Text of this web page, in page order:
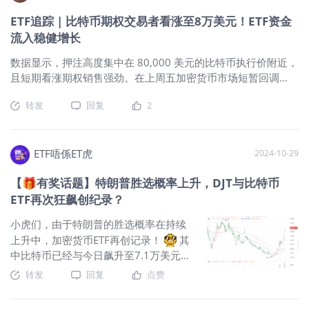
状？有哪些好办法可以减少成瘾概率
呢？评论区分享你的观点，一起赢取
1000虎币奖励！🎁🎁
$标普
500(.SPX)$ $纳斯达克(.IXIC)$ $恒生指
数(HSI)$ $上证指数(00
25日，当MicroStrategy股价下跌1.9%，MSTU却下跌了6.2%，
超出了两倍跌幅；11月27日，MicroStrategy股价上涨 9.9%，
但MSTU仅上涨 13.9%，未达到 19.8%的两倍目标。 这种情况
也发生在MSTX上，社交媒体上对这两只ETF怨声载道，网友吐
槽：数学失灵了。 不仅没能提供两倍上涨空间，下跌却超出了
两倍，投资者感觉受到了欺骗，有人怒斥：这完全是骗局！ 承
担了超过下行风险的损失，却没有得到应有的上行回报，这确
换合约等衍生品来实现每日表现翻倍的投资目标。但MSTX和
MSTU短期内的快速增长，使得主要经纪商达到了他们所能提供
的互换合约的极限，MSTX和MSTU只能转向期权合约来实现投
资目标，而期权买卖价差大，价格波动也更大，导致ETF跟踪误
差也更大。 但最根本原
ETF追踪 | 比特币期权交易者看涨至8万美元！ETF资金
流入稳健增长
数据显示，押注高度集中在 80,000 美元的比特币执行价附近，
且短期看涨期权销售强劲。在上周五加密货币市场短暂回调
$70,000关口，与此同时，美国比特币ETF的资金流入保持稳
纪录的三倍。目前的流动性趋势和低利率环境正成为比特币市
场的重要支持因素。比特币期权交易者看涨至80,000美元尽管
大选结果尚未揭晓，但比特币期权市场显示，投资者普遍看好
比特币在11月底前冲击80,000美元的高点。接近11月5日选举
日的比特币期权隐含波动率高企，且大量看涨期权显示出交易
者对比特币价格新高的信心。今年3月，比特币曾在ETF需求激
增的预期下创下$73,797的历史新高，但随后价格回落超30%。
自8月以来，比特币重启牛市，逐步走高。对冲基金大佬保罗·都
铎·琼斯（Paul Tudor Jones）近期也强调比特币是对抗通胀的
转发 回复 2
ETF唔係ET虎 2024-10-29
【🎁有奖话题】特朗普胜选概率上升，DJT与比特币
ETF再次狂飙创纪录？
小虎们，由于特朗普的胜选概率在持续
上升中，加密货币ETF再创记录！
其
中比特币已经与今日飙升至7.1万美元以
上！
那么当前有哪些特朗普相关概
转发 回复 点赞